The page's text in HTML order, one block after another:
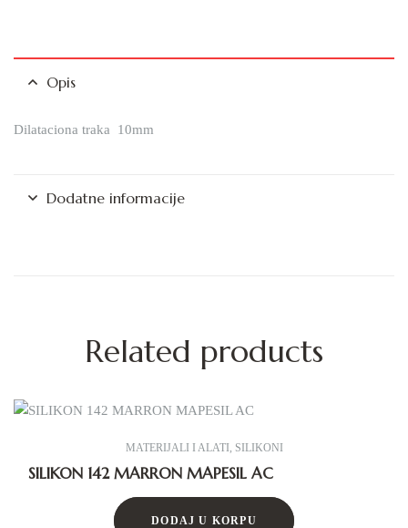
Opis
Dilataciona traka 10mm
Dodatne informacije
Related products
MATERIJALI I ALATI, SILIKONI
SILIKON 142 MARRON MAPESIL AC
DODAJ U KORPU